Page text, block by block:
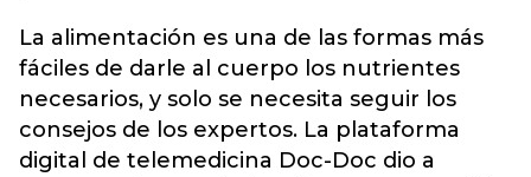
La alimentación es una de las formas más
fáciles de darle al cuerpo los nutrientes
necesarios, y solo se necesita seguir los
consejos de los expertos. La plataforma
digital de telemedicina Doc-Doc dio a